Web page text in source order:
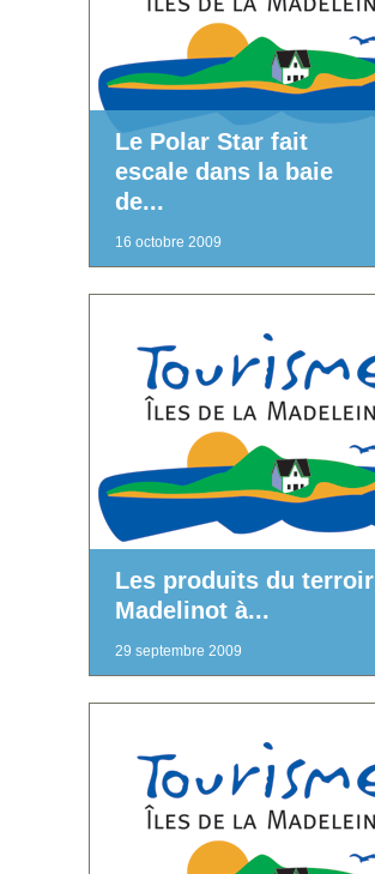
Le Polar Star fait
escale dans la baie
de...
16 octobre 2009
Les produits du terroir
Madelinot à...
29 septembre 2009